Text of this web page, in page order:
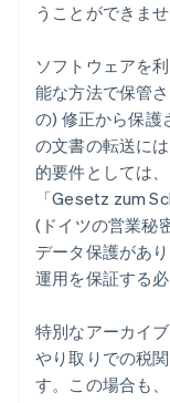
うことができませ
ソフトウェアを
能な方法で保管
の) 修正から保護
の文書の転送に
的要件としては
「Gesetz zum
(ドイツの営業秘
データ保護があ
運用を保証する必
特別なアーカイ
やり取りでの税
す。この場合も